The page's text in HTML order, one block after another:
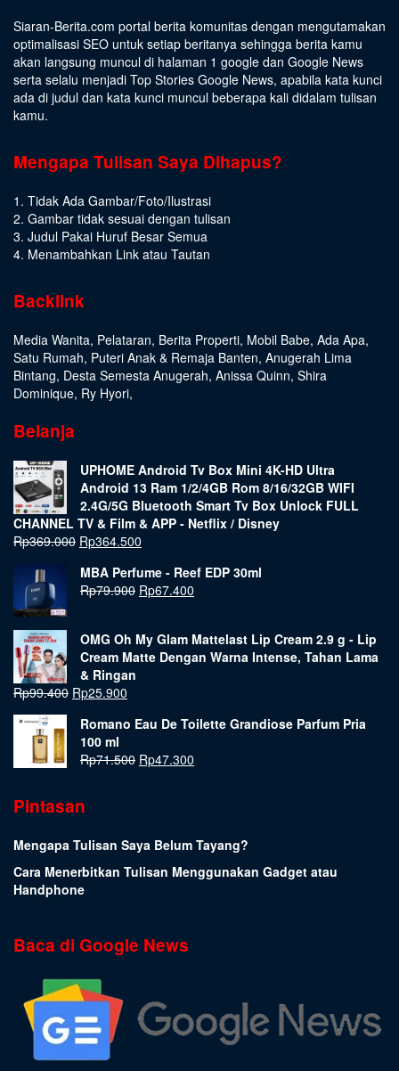
Siaran-Berita.com portal berita komunitas dengan mengutamakan
optimalisasi SEO untuk setiap beritanya sehingga berita kamu
akan langsung muncul di halaman 1 google dan Google News
serta selalu menjadi Top Stories Google News, apabila kata kunci
ada di judul dan kata kunci muncul beberapa kali didalam tulisan
kamu.
Mengapa Tulisan Saya Dihapus?
1. Tidak Ada Gambar/Foto/Ilustrasi
2. Gambar tidak sesuai dengan tulisan
3. Judul Pakai Huruf Besar Semua
4. Menambahkan Link atau Tautan
Backlink
Media Wanita, Pelataran, Berita Properti, Mobil Babe, Ada Apa,
Satu Rumah, Puteri Anak & Remaja Banten, Anugerah Lima
Bintang, Desta Semesta Anugerah, Anissa Quinn, Shira
Dominique, Ry Hyori,
Belanja
UPHOME Android Tv Box Mini 4K-HD Ultra
Android 13 Ram 1/2/4GB Rom 8/16/32GB WIFI
2.4G/5G Bluetooth Smart Tv Box Unlock FULL
CHANNEL TV & Film & APP - Netflix / Disney
Rp369.000 Rp364.500
MBA Perfume - Reef EDP 30ml
Rp79.900 Rp67.400
OMG Oh My Glam Mattelast Lip Cream 2.9 g - Lip
Cream Matte Dengan Warna Intense, Tahan Lama
& Ringan
Rp99.400 Rp25.900
Romano Eau De Toilette Grandiose Parfum Pria
100 ml
Rp71.500 Rp47.300
Pintasan
Mengapa Tulisan Saya Belum Tayang?
Cara Menerbitkan Tulisan Menggunakan Gadget atau
Handphone
Baca di Google News